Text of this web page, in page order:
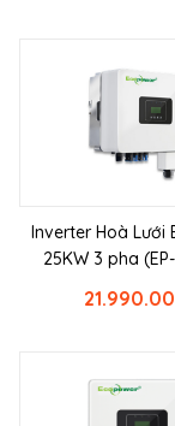
Inverter Hoà Lưới
25KW 3 pha